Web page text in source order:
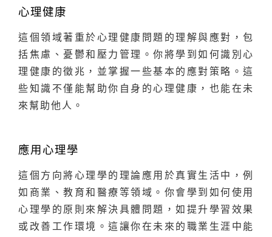
心理健康
這個領域著重於心理健康問題的理解與應對，包
括焦慮、憂鬱和壓力管理。你將學到如何識別心
理健康的徵兆，並掌握一些基本的應對策略。這
些知識不僅能幫助你自身的心理健康，也能在未
來幫助他人。
應用心理學
這個方向將心理學的理論應用於真實生活中，例
如商業、教育和醫療等領域。你會學到如何使用
心理學的原則來解決具體問題，如提升學習效果
或改善工作環境。這讓你在未來的職業生涯中能